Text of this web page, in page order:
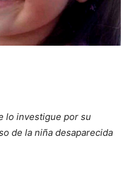
lo investigue por su
de la niña desaparecida